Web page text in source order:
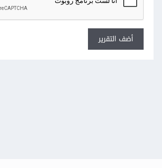
أضف التقرير